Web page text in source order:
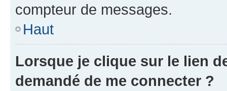
compteur de messages.
Haut
Lorsque je clique sur le lien
demandé de me connecter ?